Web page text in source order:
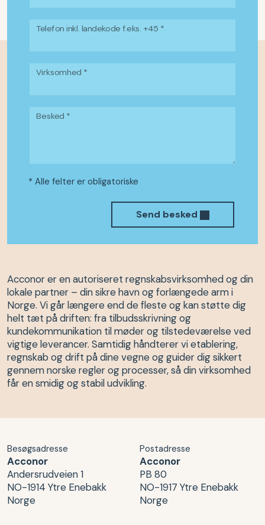
Telefon inkl. landekode f.eks. +45 *
Virksomhed *
Besked *
* Alle felter er obligatoriske
Send besked
Acconor er en autoriseret regnskabsvirksomhed og din
lokale partner – din sikre havn og forlængede arm i
Norge. Vi går længere end de fleste og kan støtte dig
helt tæt på driften: fra tilbudsskrivning og
kundekommunikation til møder og tilstedeværelse ved
vigtige leverancer. Samtidig håndterer vi etablering,
regnskab og drift på dine vegne og guider dig sikkert
gennem norske regler og processer, så din virksomhed
får en smidig og stabil udvikling.
Besøgsadresse
Acconor
Andersrudveien 1
NO-1914 Ytre Enebakk
Norge
Postadresse
Acconor
PB 80
NO-1917 Ytre Enebakk
Norge